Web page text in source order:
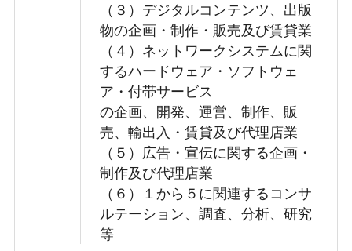
（３）デジタルコンテンツ、出版
物の企画・制作・販売及び賃貸業
（４）ネットワークシステムに関
するハードウェア・ソフトウェ
ア・付帯サービス
の企画、開発、運営、制作、販
売、輸出入・賃貸及び代理店業
（５）広告・宣伝に関する企画・
制作及び代理店業
（６）１から５に関連するコンサ
ルテーション、調査、分析、研究
等